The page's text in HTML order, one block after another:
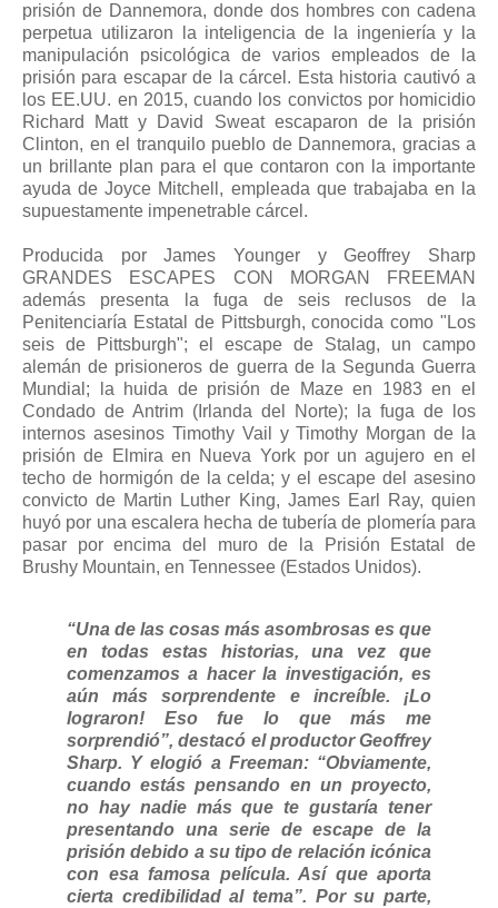
prisión de Dannemora, donde dos hombres con cadena
perpetua utilizaron la inteligencia de la ingeniería y la
manipulación psicológica de varios empleados de la
prisión para escapar de la cárcel. Esta historia cautivó a
los EE.UU. en 2015, cuando los convictos por homicidio
Richard Matt y David Sweat escaparon de la prisión
Clinton, en el tranquilo pueblo de Dannemora, gracias a
un brillante plan para el que contaron con la importante
ayuda de Joyce Mitchell, empleada que trabajaba en la
supuestamente impenetrable cárcel.
Producida por James Younger y Geoffrey Sharp
GRANDES ESCAPES CON MORGAN FREEMAN
además presenta la fuga de seis reclusos de la
Penitenciaría Estatal de Pittsburgh, conocida como "Los
seis de Pittsburgh"; el escape de Stalag, un campo
alemán de prisioneros de guerra de la Segunda Guerra
Mundial; la huida de prisión de Maze en 1983 en el
Condado de Antrim (Irlanda del Norte); la fuga de los
internos asesinos Timothy Vail y Timothy Morgan de la
prisión de Elmira en Nueva York por un agujero en el
techo de hormigón de la celda; y el escape del asesino
convicto de Martin Luther King, James Earl Ray, quien
huyó por una escalera hecha de tubería de plomería para
pasar por encima del muro de la Prisión Estatal de
Brushy Mountain, en Tennessee (Estados Unidos).
“Una de las cosas más asombrosas es que
en todas estas historias, una vez que
comenzamos a hacer la investigación, es
aún más sorprendente e increíble. ¡Lo
lograron! Eso fue lo que más me
sorprendió”, destacó el productor Geoffrey
Sharp. Y elogió a Freeman: “Obviamente,
cuando estás pensando en un proyecto,
no hay nadie más que te gustaría tener
presentando una serie de escape de la
prisión debido a su tipo de relación icónica
con esa famosa película. Así que aporta
cierta credibilidad al tema”. Por su parte,